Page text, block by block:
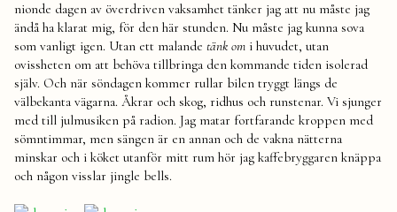
nionde dagen av överdriven vaksamhet tänker jag att nu måste jag
ändå ha klarat mig, för den här stunden. Nu måste jag kunna sova
som vanligt igen. Utan ett malande tänk om i huvudet, utan
ovissheten om att behöva tillbringa den kommande tiden isolerad
själv. Och när söndagen kommer rullar bilen tryggt längs de
välbekanta vägarna. Åkrar och skog, ridhus och runstenar. Vi sjunger
med till julmusiken på radion. Jag matar fortfarande kroppen med
sömntimmar, men sängen är en annan och de vakna nätterna
minskar och i köket utanför mitt rum hör jag kaffebryggaren knäppa
och någon visslar jingle bells.